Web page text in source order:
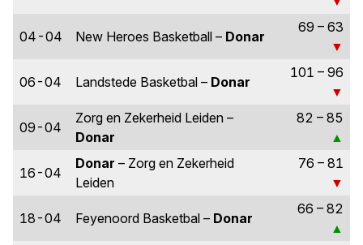
04-04 New Heroes Basketball – Donar
69 – 63
06-04 Landstede Basketbal – Donar
101 – 96
09-04
Zorg en Zekerheid Leiden –
Donar
82 – 85
16-04
Donar – Zorg en Zekerheid
Leiden
76 – 81
18-04 Feyenoord Basketbal – Donar
66 – 82